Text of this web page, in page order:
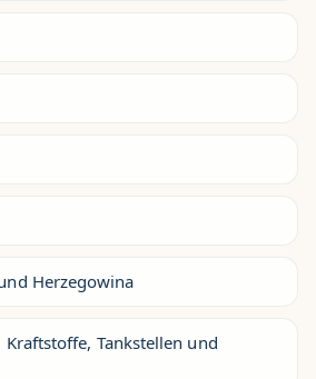
Herzegowina
Tankstellen und